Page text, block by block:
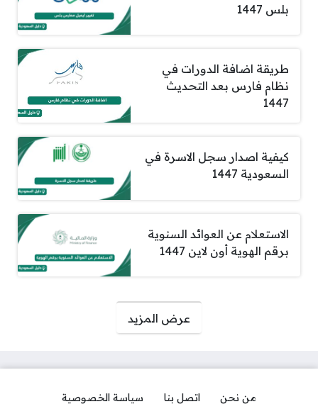
بلس 1447
طريقة اضافة الدورات في
نظام فارس بعد التحديث
1447
كيفية اصدار سجل الاسرة في
السعودية 1447
الاستعلام عن العوائد السنوية
برقم الهوية أون لاين 1447
عرض المزيد
من نحن اتصل بنا سياسة الخصوصية